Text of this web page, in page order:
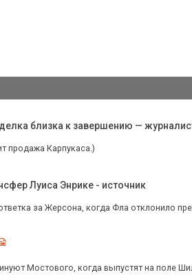
близка к завершению —
продажа Карпукаса.)
Луиса Энрике - источник
за Жерсона, когда Фла отклонило
Мостового, когда выпустят на поле